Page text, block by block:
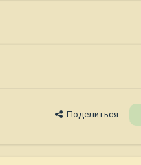
Поделиться